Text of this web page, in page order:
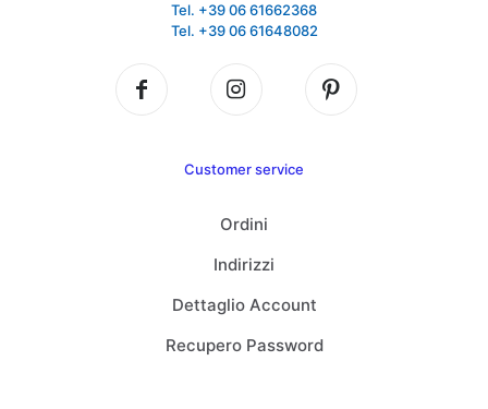
Tel. +39 06 61662368
Tel. +39 06 61648082
Customer service
Ordini
Indirizzi
Dettaglio Account
Recupero Password